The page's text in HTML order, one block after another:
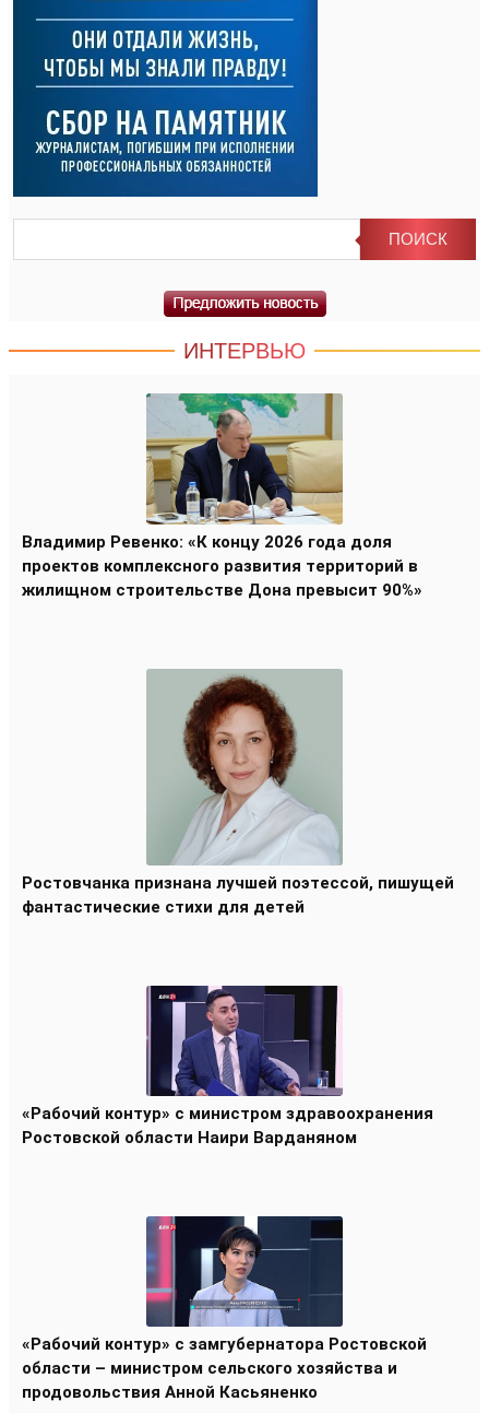
ИНТЕРВЬЮ
Владимир Ревенко: «К концу 2026 года доля
проектов комплексного развития территорий в
жилищном строительстве Дона превысит 90%»
Ростовчанка признана лучшей поэтессой, пишущей
фантастические стихи для детей
«Рабочий контур» с министром здравоохранения
Ростовской области Наири Варданяном
«Рабочий контур» с замгубернатора Ростовской
области – министром сельского хозяйства и
продовольствия Анной Касьяненко